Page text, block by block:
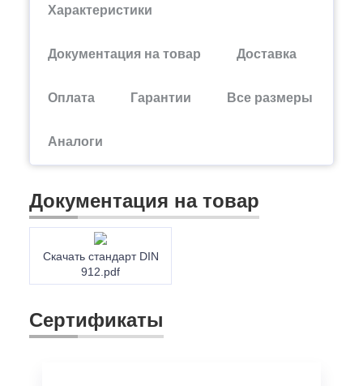
Характеристики
Документация на товар Доставка
Оплата Гарантии Все размеры
Аналоги
Документация на товар
Скачать стандарт DIN
912.pdf
Сертификаты